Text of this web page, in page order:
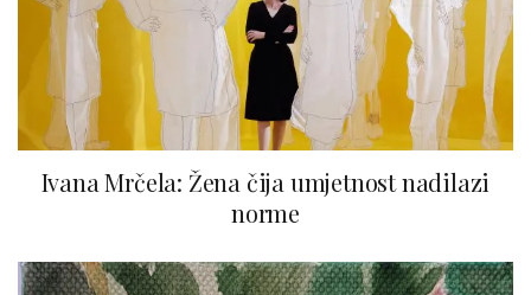
Ivana Mrčela: Žena čija umjetnost nadilazi
norme